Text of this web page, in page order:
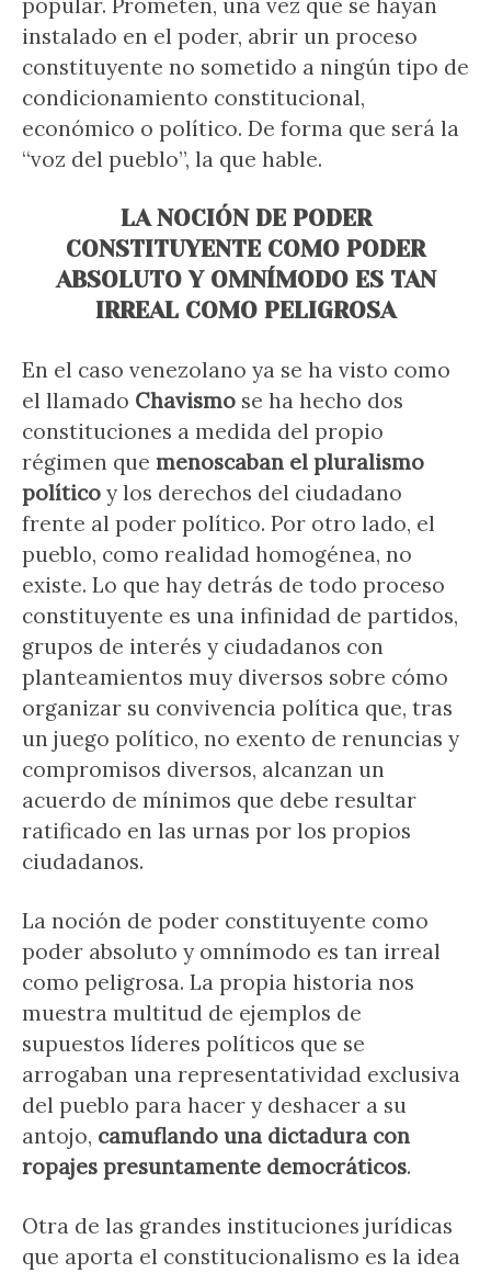
popular. Prometen, una vez que se hayan
instalado en el poder, abrir un proceso
constituyente no sometido a ningún tipo de
condicionamiento constitucional,
económico o político. De forma que será la
“voz del pueblo”, la que hable.
LA NOCIÓN DE PODER
CONSTITUYENTE COMO PODER
ABSOLUTO Y OMNÍMODO ES TAN
IRREAL COMO PELIGROSA
En el caso venezolano ya se ha visto como
el llamado Chavismo se ha hecho dos
constituciones a medida del propio
régimen que menoscaban el pluralismo
político y los derechos del ciudadano
frente al poder político. Por otro lado, el
pueblo, como realidad homogénea, no
existe. Lo que hay detrás de todo proceso
constituyente es una infinidad de partidos,
grupos de interés y ciudadanos con
planteamientos muy diversos sobre cómo
organizar su convivencia política que, tras
un juego político, no exento de renuncias y
compromisos diversos, alcanzan un
acuerdo de mínimos que debe resultar
ratificado en las urnas por los propios
ciudadanos.
La noción de poder constituyente como
poder absoluto y omnímodo es tan irreal
como peligrosa. La propia historia nos
muestra multitud de ejemplos de
supuestos líderes políticos que se
arrogaban una representatividad exclusiva
del pueblo para hacer y deshacer a su
antojo, camuflando una dictadura con
ropajes presuntamente democráticos.
Otra de las grandes instituciones jurídicas
que aporta el constitucionalismo es la idea